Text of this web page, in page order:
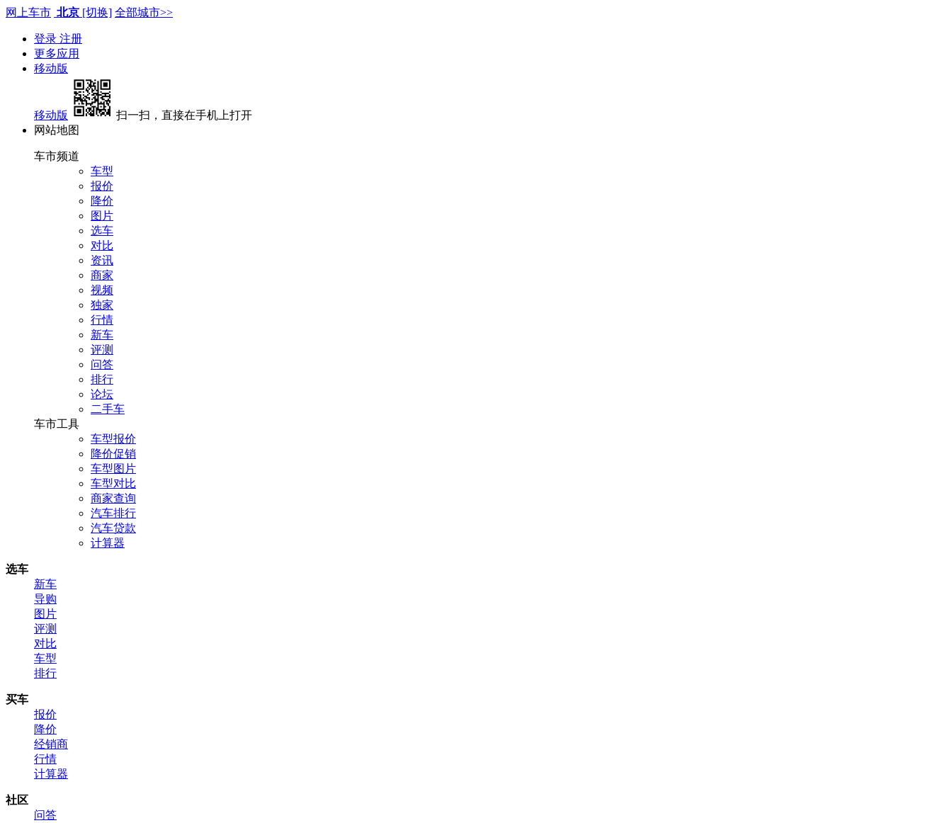
网上车市 北京 [切换] 全部城市>>
登录 注册
更多应用
移动版
移动版
扫一扫，直接在手机上打开
网站地图
车市频道
车型
报价
降价
图片
选车
对比
资讯
商家
视频
独家
行情
新车
评测
问答
排行
论坛
二手车
车市工具
车型报价
降价促销
车型图片
车型对比
商家查询
汽车排行
汽车贷款
计算器
选车
新车
导购
图片
评测
对比
车型
排行
买车
报价
降价
经销商
行情
计算器
社区
问答